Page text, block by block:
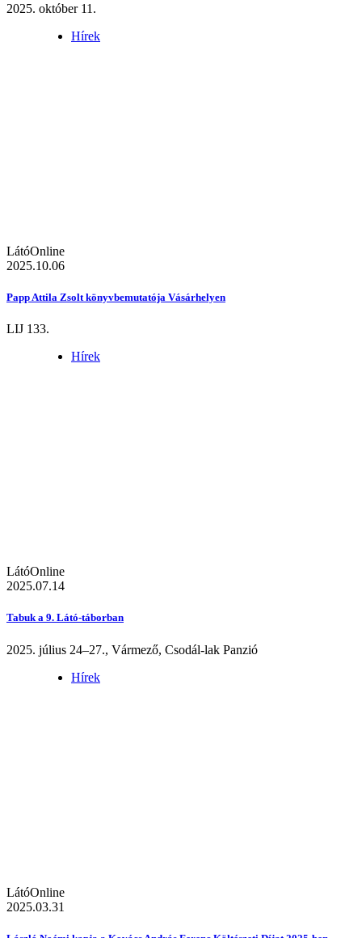
2025. október 11.
Hírek
LátóOnline
2025.10.06
Papp Attila Zsolt könyvbemutatója Vásárhelyen
LIJ 133.
Hírek
LátóOnline
2025.07.14
Tabuk a 9. Látó-táborban
2025. július 24–27., Vármező, Csodál-lak Panzió
Hírek
LátóOnline
2025.03.31